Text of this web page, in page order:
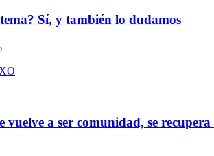
Sí, y también lo dudamos
vuelve a ser comunidad, se